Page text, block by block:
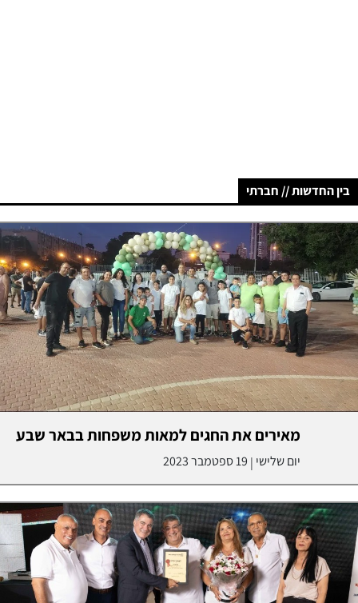
בין החדשות // חברתי
מאירים את החגים למאות משפחות בבאר שבע
יום שלישי | 19 ספטמבר 2023